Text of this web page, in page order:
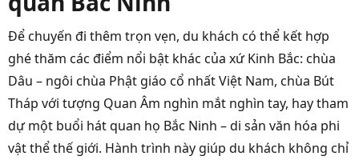
Để chuyến đi thêm trọn vẹn, du khách có thể kết hợp
ghé thăm các điểm nổi bật khác của xứ Kinh Bắc: chùa
Dâu – ngôi chùa Phật giáo cổ nhất Việt Nam, chùa Bút
Tháp với tượng Quan Âm nghìn mắt nghìn tay, hay tham
dự một buổi hát quan họ Bắc Ninh – di sản văn hóa phi
vật thể thế giới. Hành trình này giúp du khách không chỉ